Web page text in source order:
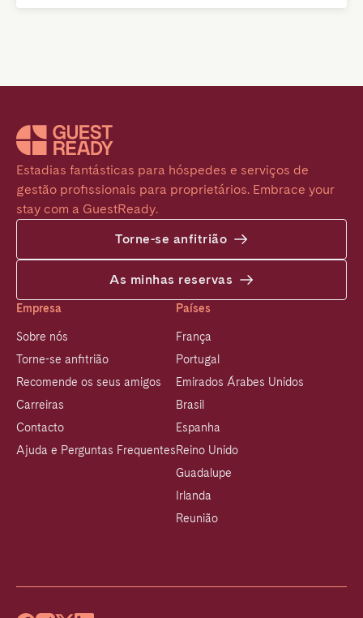
Estadias fantásticas para hóspedes e serviços de
gestão profissionais para proprietários. Embrace your
stay com a GuestReady.
Torne-se anfitrião
As minhas reservas
Empresa
Sobre nós
Torne-se anfitrião
Recomende os seus amigos
Carreiras
Contacto
Ajuda e Perguntas Frequentes
Países
França
Portugal
Emirados Árabes Unidos
Brasil
Espanha
Reino Unido
Guadalupe
Irlanda
Reunião